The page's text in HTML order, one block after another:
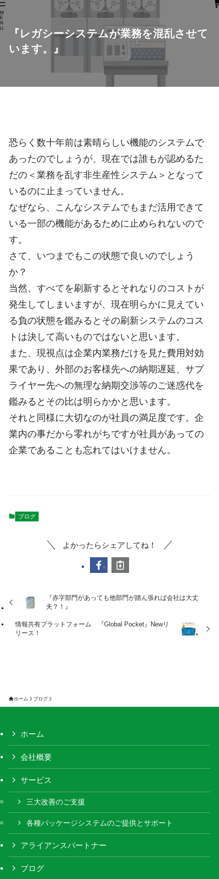
M
E
N
U
『レガシーシステムが業務を混乱させて
います。』
恐らく数十年前は素晴らしい機能のシステムで
あったのでしょうが、現在では誰もが認めるた
だの＜業務を乱す非生産性システム＞となって
いるのに止まっていません。
なぜなら、こんなシステムでもまだ活用できて
いる一部の機能があるために止められないので
す。
さて、いつまでもこの状態で良いのでしょう
か？
当然、すべてを刷新するとそれなりのコストが
発生してしまいますが、現在明らかに見えてい
る負の状態を鑑みるとその刷新システムのコス
トは決して高いものではないと思います。
また、現視点は企業内業務だけを見た費用対効
果であり、外部のお客様先への納期遅延、サプ
ライヤー先への無理な納期交渉等のご迷惑代を
鑑みるとその比は明らかかと思います。
それと同様に大切なのが社員の満足度です。企
業内の事だから零れがちですが社員があっての
企業であることも忘れてはいけません。
ブログ
よかったらシェアしてね！
『赤字部門があっても他部門が踏ん張れば会社は大丈
夫？！』
情報共有プラットフォーム 『Global Pocket』Newリ
リース！
ホーム ブログ
ホーム
会社概要
サービス
三大改善のご支援
各種パッケージシステムのご提供とサポート
アライアンスパートナー
ブログ